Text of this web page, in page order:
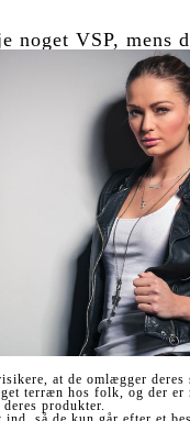
noget VSP, mens
at de omlægger deres
terræn hos folk, og der er
produkter.